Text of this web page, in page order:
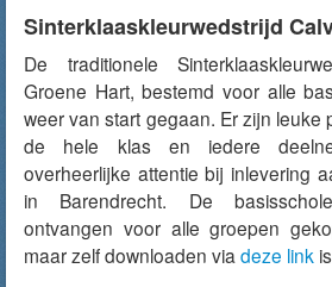
Sinterklaaskleurwedstrijd
De traditionele
Groene Hart, bestemd voor alle
weer van start gegaan. Er zijn leuke
de hele klas en iedere
overheerlijke attentie bij inlevering
in Barendrecht. De
ontvangen voor alle groepen
maar zelf downloaden via deze link